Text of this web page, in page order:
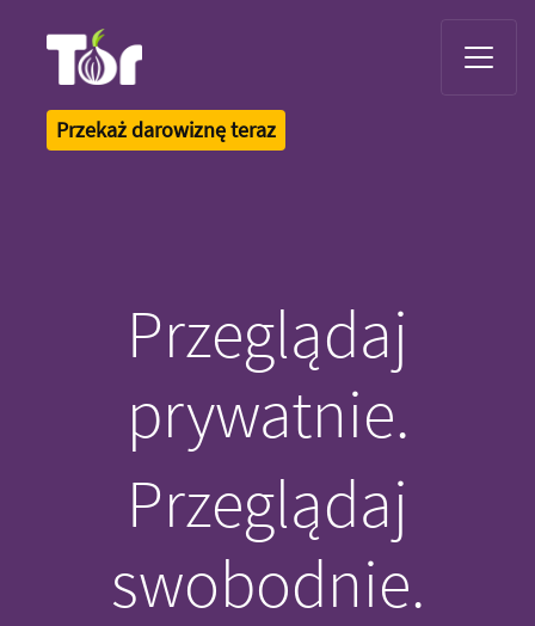
Przekaż darowiznę teraz
Przeglądaj
prywatnie.
Przeglądaj
swobodnie.